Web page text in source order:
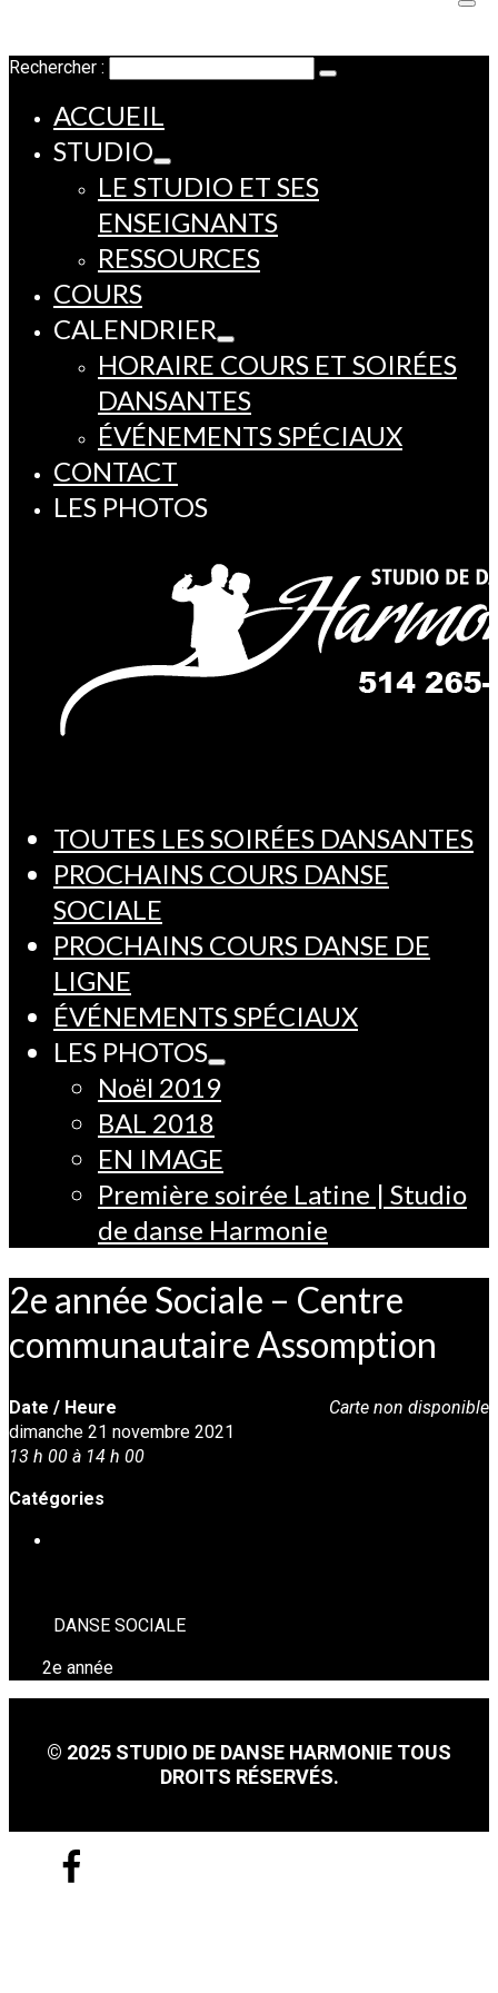
Rechercher :
ACCUEIL
STUDIO
LE STUDIO ET SES
ENSEIGNANTS
RESSOURCES
COURS
CALENDRIER
HORAIRE COURS ET SOIRÉES
DANSANTES
ÉVÉNEMENTS SPÉCIAUX
CONTACT
LES PHOTOS
TOUTES LES SOIRÉES DANSANTES
PROCHAINS COURS DANSE
SOCIALE
PROCHAINS COURS DANSE DE
LIGNE
ÉVÉNEMENTS SPÉCIAUX
LES PHOTOS
Noël 2019
BAL 2018
EN IMAGE
Première soirée Latine | Studio
de danse Harmonie
2e année Sociale – Centre
communautaire Assomption
Carte non disponible
Date / Heure
dimanche 21 novembre 2021
13 h 00 à 14 h 00
Catégories
DANSE SOCIALE
2e année
© 2025 STUDIO DE DANSE HARMONIE TOUS
DROITS RÉSERVÉS.